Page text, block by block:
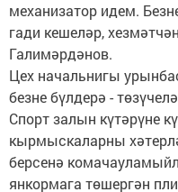
механизатор идем.
гади кешеләр,
Галимәрдәнов.
Цех начальнигы
безне бүлдерә -
Спорт залын күтәрүне
кырмыскаларны
берсенә
янкормага төшергән